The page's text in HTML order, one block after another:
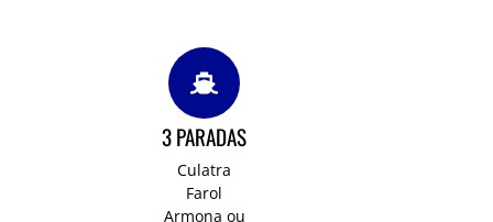
3 PARADAS
Culatra
Farol
Armona ou